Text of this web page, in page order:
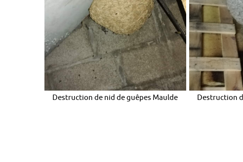
Destruction de nid de guêpes Maulde Destruction